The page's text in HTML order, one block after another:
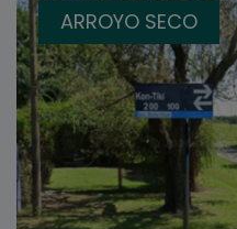
ARROYO SECO